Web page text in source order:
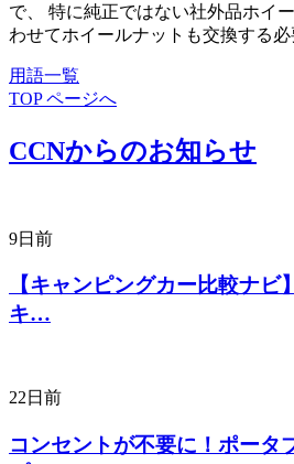
で、 特に純正ではない社外品ホイ
わせてホイールナットも交換する必
用語一覧
TOP ページへ
CCNからのお知らせ
9日前
【キャンピングカー比較ナビ
キ…
22日前
コンセントが不要に！ポータ